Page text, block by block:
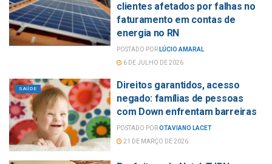
clientes afetados por falhas no
faturamento em contas de
energia no RN
POSTADO POR LÚCIO AMARAL
6 DE JULHO DE 2026
SAÚDE
Direitos garantidos, acesso
negado: famílias de pessoas
com Down enfrentam barreiras
POSTADO POROTAVIANO LACET
21 DE MARÇO DE 2026